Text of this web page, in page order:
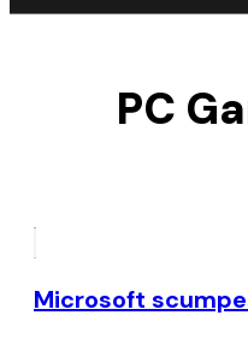
PC
Microsoft